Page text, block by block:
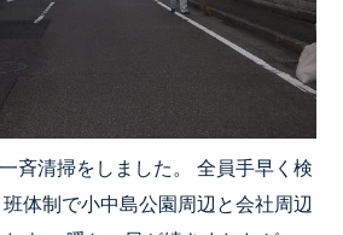
掃をしました。 全員手早く検
体制で小中島公園周辺と会社周辺